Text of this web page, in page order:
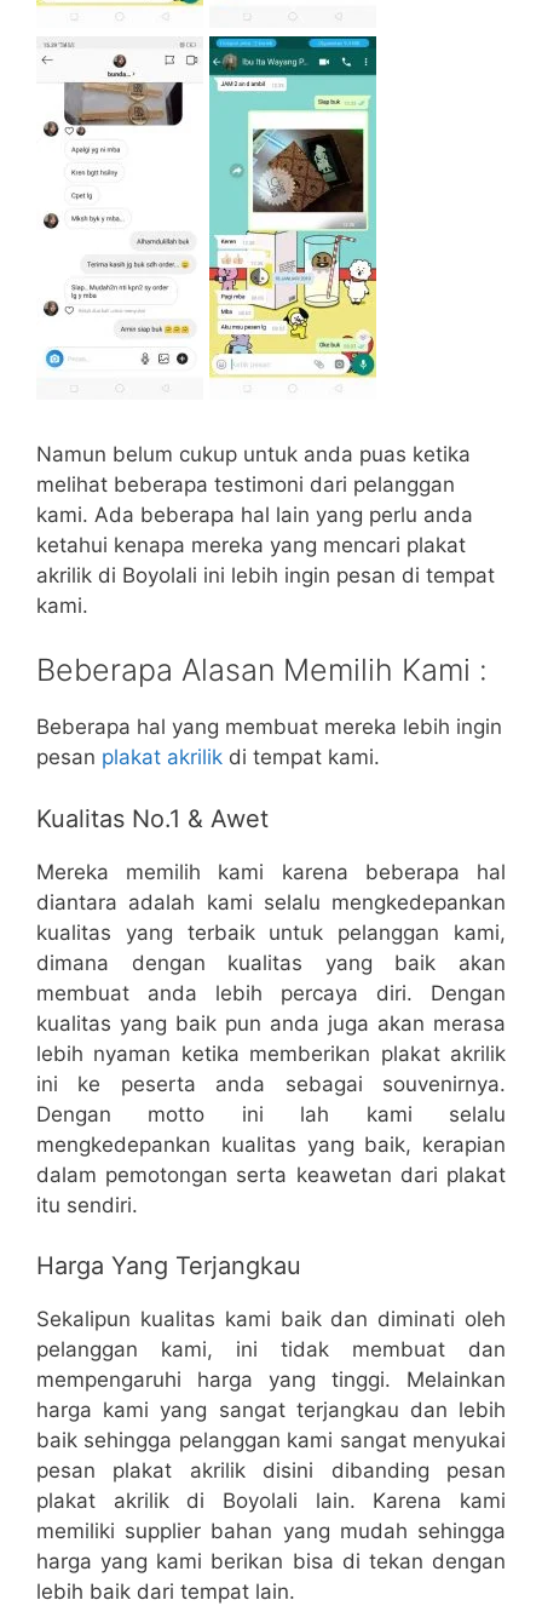
Namun belum cukup untuk anda puas ketika
melihat beberapa testimoni dari pelanggan
kami. Ada beberapa hal lain yang perlu anda
ketahui kenapa mereka yang mencari plakat
akrilik di Boyolali ini lebih ingin pesan di tempat
kami.
Beberapa Alasan Memilih Kami :
Beberapa hal yang membuat mereka lebih ingin
pesan plakat akrilik di tempat kami.
Kualitas No.1 & Awet
Mereka memilih kami karena beberapa hal
diantara adalah kami selalu mengkedepankan
kualitas yang terbaik untuk pelanggan kami,
dimana dengan kualitas yang baik akan
membuat anda lebih percaya diri. Dengan
kualitas yang baik pun anda juga akan merasa
lebih nyaman ketika memberikan plakat akrilik
ini ke peserta anda sebagai souvenirnya.
Dengan motto ini lah kami selalu
mengkedepankan kualitas yang baik, kerapian
dalam pemotongan serta keawetan dari plakat
itu sendiri.
Harga Yang Terjangkau
Sekalipun kualitas kami baik dan diminati oleh
pelanggan kami, ini tidak membuat dan
mempengaruhi harga yang tinggi. Melainkan
harga kami yang sangat terjangkau dan lebih
baik sehingga pelanggan kami sangat menyukai
pesan plakat akrilik disini dibanding pesan
plakat akrilik di Boyolali lain. Karena kami
memiliki supplier bahan yang mudah sehingga
harga yang kami berikan bisa di tekan dengan
lebih baik dari tempat lain.